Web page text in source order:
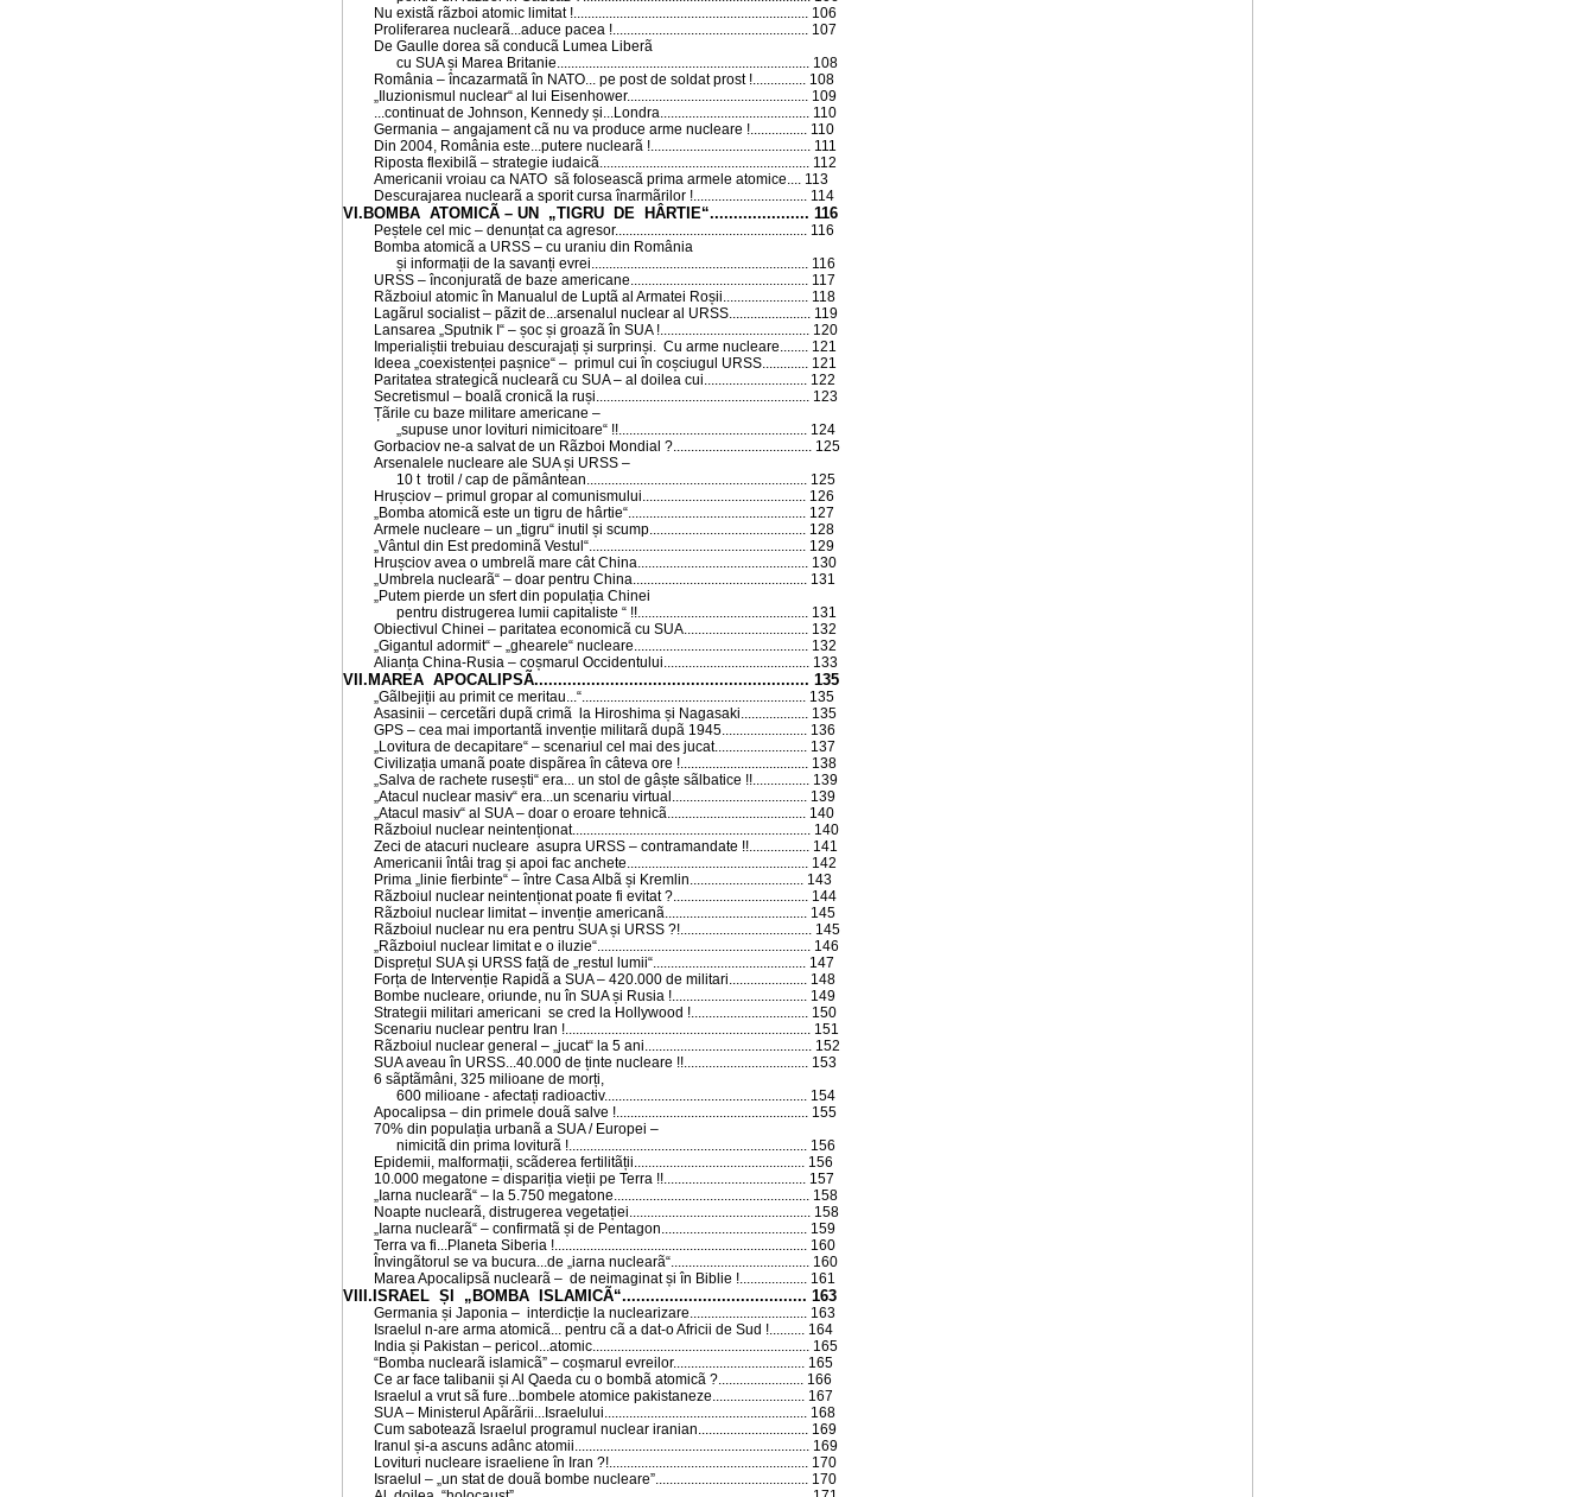
Nu existã rãzboi atomic limitat !
106
Proliferarea nuclearã...aduce pacea !
107
De Gaulle dorea sã conducã Lumea Liberã
cu SUA și Marea Britanie...
108
România – încazarmatã în NATO... pe post de soldat prost !
108
„Iluzionismul nuclear“ al lui Eisenhower................................................... 109
...continuat de Johnson, Kennedy și...Londra
110
Germania – angajament cã nu va produce arme nucleare !
110
Din 2004, România este...putere nuclearã !
111
Riposta flexibilã – strategie iudaicã
112
Americanii vroiau ca NATO sã foloseascã prima armele atomice...
113
Descurajarea nuclearã a sporit cursa înarmãrilor !
114
VI.BOMBA ATOMICÃ – UN „TIGRU DE HÂRTIE“..................... 116
Peștele cel mic – denunțat ca agresor...
116
Bomba atomicã a URSS – cu uraniu din România
și informații de la savanți evrei
116
URSS – înconjuratã de baze americane...
117
Rãzboiul atomic în Manualul de Luptã al Armatei Roșii
118
Lagãrul socialist – pãzit de...arsenalul nuclear al URSS
119
Lansarea „Sputnik I“ – șoc și groazã în SUA !
120
Imperialiștii trebuiau descurajați și surprinși. Cu arme nucleare...
121
Ideea „coexistenței pașnice“ – primul cui în coșciugul URSS...
121
Paritatea strategicã nuclearã cu SUA – al doilea cui...
122
Secretismul – boalã cronicã la ruși
123
Țãrile cu baze militare americane –
„supuse unor lovituri nimicitoare“ !!
124
Gorbaciov ne-a salvat de un Rãzboi Mondial ?
125
Arsenalele nucleare ale SUA și URSS –
10 t trotil / cap de pãmântean
125
Hrușciov – primul gropar al comunismului
126
„Bomba atomicã este un tigru de hârtie“
127
Armele nucleare – un „tigru“ inutil și scump
128
„Vântul din Est predominã Vestul“
129
Hrușciov avea o umbrelã mare cât China...
130
„Umbrela nuclearã“ – doar pentru China
131
„Putem pierde un sfert din populația Chinei
pentru distrugerea lumii capitaliste “ !!
131
Obiectivul Chinei – paritatea economicã cu SUA
132
„Gigantul adormit“ – „ghearele“ nucleare
132
Alianța China-Rusia – coșmarul Occidentului
133
VII.MAREA APOCALIPSÃ.......................................................... 135
„Gãlbejiții au primit ce meritau...“
135
Asasinii – cercetãri dupã crimã la Hiroshima și Nagasaki...
135
GPS – cea mai importantã invenție militarã dupã 1945
136
„Lovitura de decapitare“ – scenariul cel mai des jucat.......................... 137
Civilizația umanã poate dispãrea în câteva ore !
138
„Salva de rachete rusești“ era... un stol de gâște sãlbatice !!
139
„Atacul nuclear masiv“ era...un scenariu virtual
139
„Atacul masiv“ al SUA – doar o eroare tehnicã
140
Rãzboiul nuclear neintenționat................................................................... 140
Zeci de atacuri nucleare asupra URSS – contramandate !!
141
Americanii întâi trag și apoi fac anchete...
142
Prima „linie fierbinte“ – între Casa Albã și Kremlin
143
Rãzboiul nuclear neintenționat poate fi evitat ?
144
Rãzboiul nuclear limitat – invenție americanã
145
Rãzboiul nuclear nu era pentru SUA și URSS ?!
145
„Rãzboiul nuclear limitat e o iluzie“
146
Disprețul SUA și URSS fațã de „restul lumii“
147
Forța de Intervenție Rapidã a SUA – 420.000 de militari
148
Bombe nucleare, oriunde, nu în SUA și Rusia !
149
Strategii militari americani se cred la Hollywood !
150
Scenariu nuclear pentru Iran !
151
Rãzboiul nuclear general – „jucat“ la 5 ani...
152
SUA aveau în URSS...40.000 de ținte nucleare !!
153
6 sãptãmâni, 325 milioane de morți,
600 milioane - afectați radioactiv...
154
Apocalipsa – din primele douã salve !
155
70% din populația urbanã a SUA / Europei –
nimicitã din prima loviturã !
156
Epidemii, malformații, scãderea fertilitãții...
156
10.000 megatone = dispariția vieții pe Terra !!
157
„Iarna nuclearã“ – la 5.750 megatone
158
Noapte nuclearã, distrugerea vegetației
158
„Iarna nuclearã“ – confirmatã și de Pentagon...
159
Terra va fi...Planeta Siberia !
160
Învingãtorul se va bucura...de „iarna nuclearã“
160
Marea Apocalipsã nuclearã – de neimaginat și în Biblie !
161
VIII.ISRAEL ȘI „BOMBA ISLAMICÃ“....................................... 163
Germania și Japonia – interdicție la nuclearizare...
163
Israelul n-are arma atomicã... pentru cã a dat-o Africii de Sud !
164
India și Pakistan – pericol...atomic
165
“Bomba nuclearã islamicã” – coșmarul evreilor..................................... 165
Ce ar face talibanii și Al Qaeda cu o bombã atomicã ?
166
Israelul a vrut sã fure...bombele atomice pakistaneze
167
SUA – Ministerul Apãrãrii...Israelului
168
Cum saboteazã Israelul programul nuclear iranian
169
Iranul și-a ascuns adânc atomii...
169
Lovituri nucleare israeliene în Iran ?!
170
Israelul – „un stat de douã bombe nucleare”
170